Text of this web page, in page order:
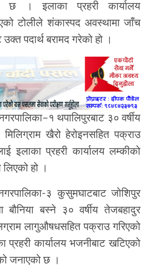
छ । इलाका प्रहरी कार्यालय
टोलीले शंकास्पद अवस्थामा जाँच
उक्त पदार्थ बरामद गरेको हो ।
थपालिपुरबाट ३० वर्षीय
खैरो हेरोइनसहित पक्राउ
इलाका प्रहरी कार्यालय लम्कीको
हो ।
३ कुसुमघाटबाट जोशिपुर
बौनिया बस्ने ३० वर्षीय तेजबहादुर
लागुऔषधसहित पक्राउ गरिएको
कार्यालय भजनीबाट खटिएको
जनाएको छ ।